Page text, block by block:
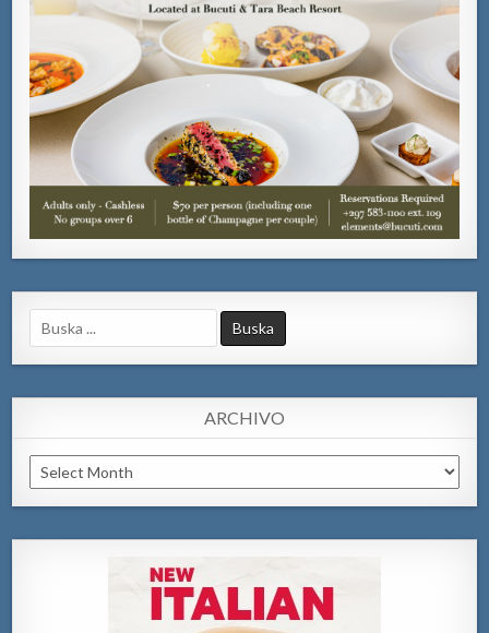
Search
for:
ARCHIVO
Archivo